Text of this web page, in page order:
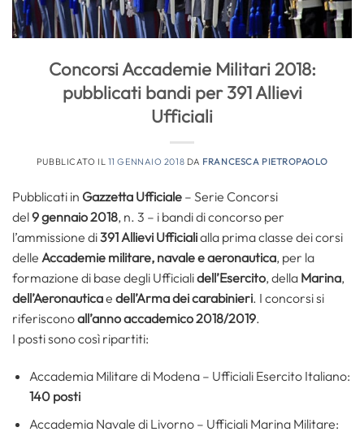
Concorsi Accademie Militari 2018:
pubblicati bandi per 391 Allievi
Ufficiali
PUBBLICATO IL 11 GENNAIO 2018 DA FRANCESCA PIETROPAOLO
Pubblicati in Gazzetta Ufficiale – Serie Concorsi
del9 gennaio 2018, n. 3 – i bandi di concorso per
l’ammissione di391 Allievi Ufficialialla prima classe dei corsi
delle Accademie militare, navale e aeronautica, per la
formazione di base degli Ufficialidell’Esercito, della Marina,
dell’Aeronauticae dell’Arma dei carabinieri. I concorsi si
riferisconoall’anno accademico 2018/2019.
I posti sono così ripartiti:
Accademia Militare di Modena – Ufficiali Esercito Italiano:
140 posti
Accademia Navale di Livorno – Ufficiali Marina Militare: